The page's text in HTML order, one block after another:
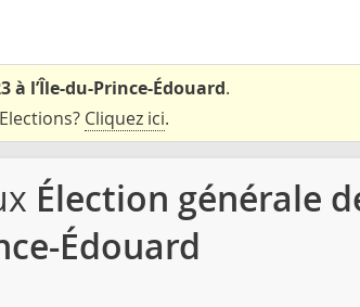
à l’Île-du-Prince-Édouard.
Cliquez ici.
Élection générale
Édouard